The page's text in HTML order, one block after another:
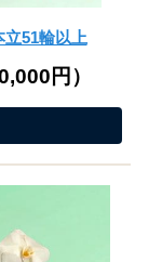
51輪以上
円 ）